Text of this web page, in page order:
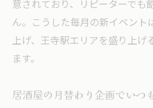
意されており、リピーターでも
ん。こうした毎月の新イベント
上げ、王寺駅エリアを盛り上げ
ます。
居酒屋の月替わり企画でいつ